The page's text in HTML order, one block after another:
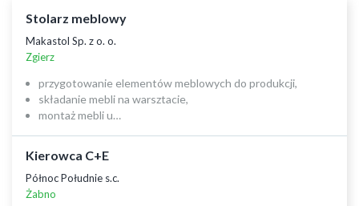
Stolarz meblowy
Makastol Sp. z o. o.
Zgierz
przygotowanie elementów meblowych do produkcji,
składanie mebli na warsztacie,
montaż mebli u…
Kierowca C+E
Północ Południe s.c.
Żabno